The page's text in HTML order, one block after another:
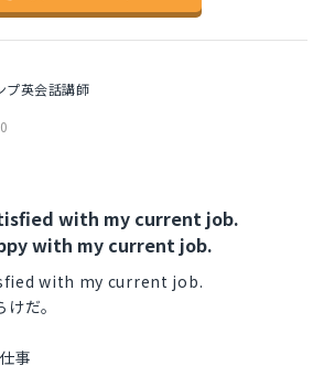
プ英会話講師
with my current job.
with my current job.
with my current job.
だ。
事